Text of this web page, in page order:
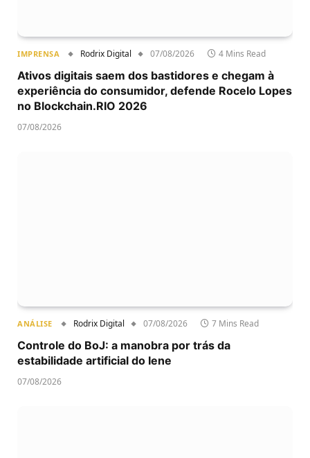
IMPRENSA Rodrix Digital 07/08/2026 4 Mins Read
Ativos digitais saem dos bastidores e chegam à
experiência do consumidor, defende Rocelo Lopes
no Blockchain.RIO 2026
07/08/2026
ANÁLISE Rodrix Digital 07/08/2026 7 Mins Read
Controle do BoJ: a manobra por trás da
estabilidade artificial do Iene
07/08/2026